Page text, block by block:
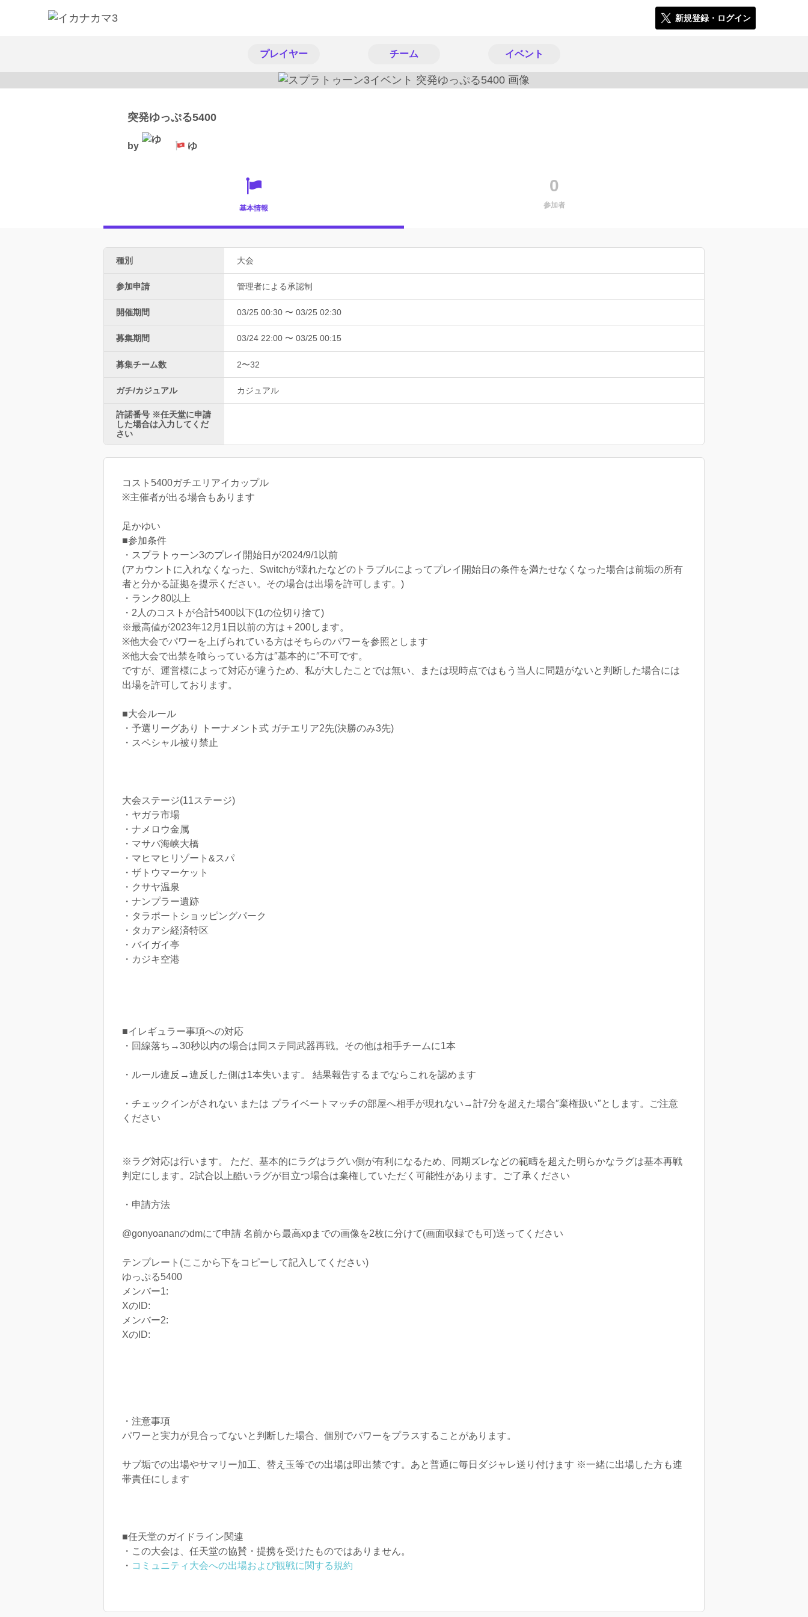
新規登録・ログイン
プレイヤー チーム イベント
突発ゆっぷる5400
by ゆ
基本情報
0
参加者
種別 大会
参加申請 管理者による承認制
開催期間 03/25 00:30 〜 03/25 02:30
募集期間 03/24 22:00 〜 03/25 00:15
募集チーム数 2〜32
ガチ/カジュアル カジュアル
許諾番号 ※任天堂に申請
した場合は入力してくだ
さい
コスト5400ガチエリアイカップル
※主催者が出る場合もあります
足かゆい
■参加条件
・スプラトゥーン3のプレイ開始日が2024/9/1以前
(アカウントに入れなくなった、Switchが壊れたなどのトラブルによってプレイ開始日の条件を満たせなくなった場合は前垢の所有
者と分かる証拠を提示ください。その場合は出場を許可します。)
・ランク80以上
・2人のコストが合計5400以下(1の位切り捨て)
※最高値が2023年12月1日以前の方は＋200します。
※他大会でパワーを上げられている方はそちらのパワーを参照とします
※他大会で出禁を喰らっている方は″基本的に″不可です。
ですが、運営様によって対応が違うため、私が大したことでは無い、または現時点ではもう当人に問題がないと判断した場合には
出場を許可しております。
■大会ルール
・予選リーグあり トーナメント式 ガチエリア2先(決勝のみ3先)
・スペシャル被り禁止
大会ステージ(11ステージ)
・ヤガラ市場
・ナメロウ金属
・マサバ海峡大橋
・マヒマヒリゾート&スパ
・ザトウマーケット
・クサヤ温泉
・ナンプラー遺跡
・タラポートショッピングパーク
・タカアシ経済特区
・バイガイ亭
・カジキ空港
■イレギュラー事項への対応
・回線落ち→30秒以内の場合は同ステ同武器再戦。その他は相手チームに1本
・ルール違反→違反した側は1本失います。 結果報告するまでならこれを認めます
・チェックインがされない または プライベートマッチの部屋へ相手が現れない→計7分を超えた場合″棄権扱い″とします。ご注意
ください
※ラグ対応は行います。 ただ、基本的にラグはラグい側が有利になるため、同期ズレなどの範疇を超えた明らかなラグは基本再戦
判定にします。2試合以上酷いラグが目立つ場合は棄権していただく可能性があります。ご了承ください
・申請方法
@gonyoananのdmにて申請 名前から最高xpまでの画像を2枚に分けて(画面収録でも可)送ってください
テンプレート(ここから下をコピーして記入してください)
ゆっぷる5400
メンバー1:
XのID:
メンバー2:
XのID:
・注意事項
パワーと実力が見合ってないと判断した場合、個別でパワーをプラスすることがあります。
サブ垢での出場やサマリー加工、替え玉等での出場は即出禁です。あと普通に毎日ダジャレ送り付けます ※一緒に出場した方も連
帯責任にします
■任天堂のガイドライン関連
・この大会は、任天堂の協賛・提携を受けたものではありません。
・ コミュニティ大会への出場および観戦に関する規約